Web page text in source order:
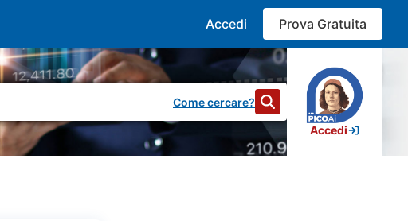
Accedi Prova Gratuita
Come cercare?
Accedi